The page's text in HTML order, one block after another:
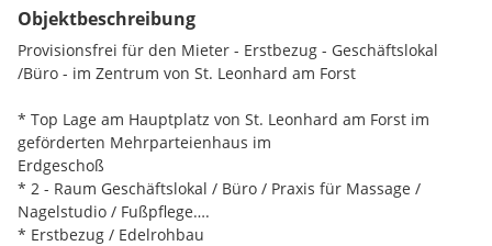
Objektbeschreibung
Provisionsfrei für den Mieter - Erstbezug - Geschäftslokal
/Büro - im Zentrum von St. Leonhard am Forst
* Top Lage am Hauptplatz von St. Leonhard am Forst im
geförderten Mehrparteienhaus im
Erdgeschoß
* 2 - Raum Geschäftslokal / Büro / Praxis für Massage /
Nagelstudio / Fußpflege….
* Erstbezug / Edelrohbau